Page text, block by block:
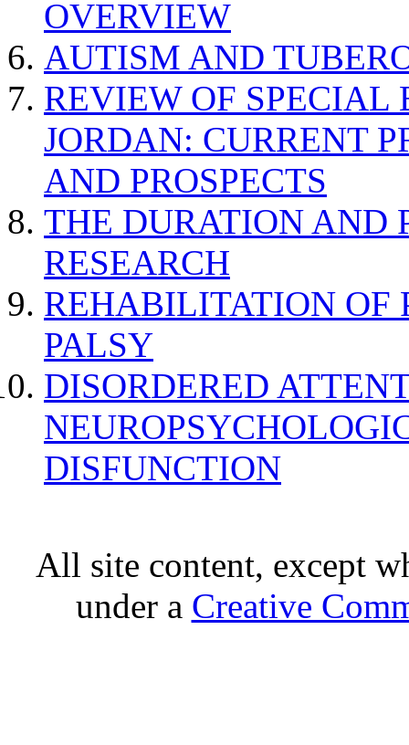
OVERVIEW
AUTISM AND
REVIEW OF SPECIAL
JORDAN: CURRENT
AND PROSPECTS
THE DURATION AND
RESEARCH
REHABILITATION OF
PALSY
DISORDERED
DISFUNCTION
All site content, except
under a Creative